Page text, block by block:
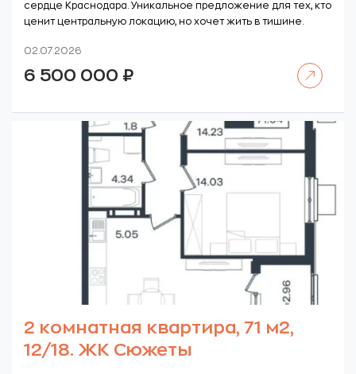
сердце Краснодара. Уникальное предложение для тех, кто
ценит центральную локацию, но хочет жить в тишине.
02.07.2026
6 500 000 ₽
2 комнатная квартира, 71 м2,
12/18. ЖК Сюжеты